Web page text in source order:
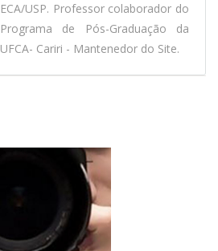
ECA/USP. Professor colaborador do
Programa de Pós-Graduação da
UFCA- Cariri - Mantenedor do Site.